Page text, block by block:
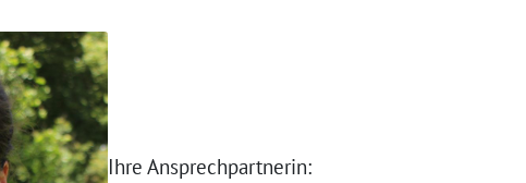
Ihre Ansprechpartnerin: